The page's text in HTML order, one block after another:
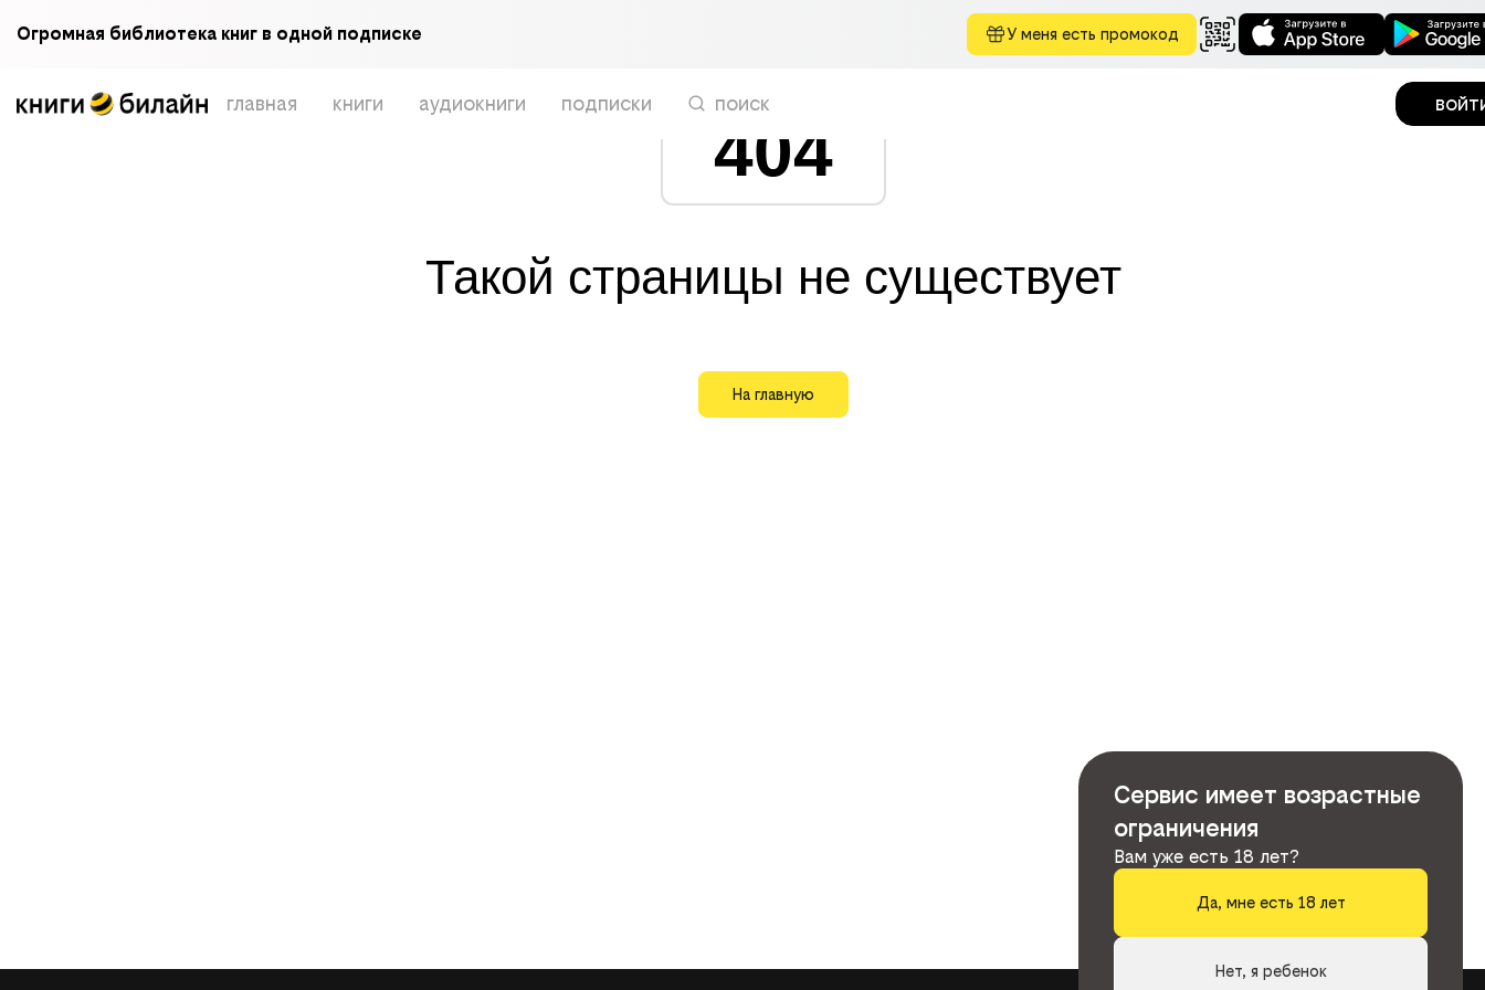
Огромная библиотека книг в одной подписке У меня есть промокод
главная книги аудиокниги подписки поиск
404
Такой страницы не существует
На главную
Сервис имеет возрастные
ограничения
Вам уже есть 18 лет?
Да, мне есть 18 лет
Нет, я ребенок